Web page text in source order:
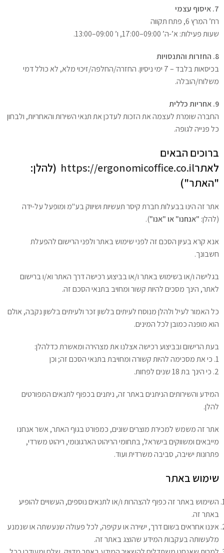
7. איסוף עצמי
רח’ המרץ 6, פתח תקווה
שעות פעילות: א’-ה’ 09:00–17:00, ו’ 09:00–13:00.
8. החזרות והתנסויות
בכיסאות בלבד – 7 ימי ניסיון. החזרה/החלפה/זיכוי מלא, לא כולל דמי
משלוח/הובלה.
9. אחריות כללית
החברה שומרת לעצמה את הזכות לעדכן את תנאי השירות והאחריות, ולבחון
כל פנייה לגופה.
ברוכים הבאים
לאתרhttps://ergonomicoffice.co.il (להלן:
"האתר")
אתר זה הינו בבעלות חברת קיסר תעשיות ושיווק בע"מ ומופעל על-ידה
(להלן: "אנחנו" או "אנו").
אנא קרא בעיון הסכם זה לפני שימוש באתר ולפני הרישום להפעלת
חשבונך.
בגלישה ו/או בשימוש באתר ו/או בביצוע רכישה דרך האתר וא/ו ברישום
לאתר, הינך מסכים להיות קשור ומחויב בתנאי הסכם זה.
כל האמור לעיל ולהלן מנוסח לעיתים בלשון זכר ולעיתים בלשון נקבה, אולם
הוא מופנה כמובן לכל המינים.
בעת הרישום ובביצוע רכישה אצלנו את מצהירה ומאשרת כדלהלן:
1. כי את מסכימה להיות קשורה ומחויבת בתנאי הסכם זה; וכן
2. כי הינך בת 18 שנים לפחות.
המידע והשירותים הניתנים באתר זה, ניתנים בכפוף לתנאים המפורטים
להלן.
אתר זה משמש למכירת מוצרים שונים, כמפורט בגוף האתר, אשר אנחנו
מייבאים ומשווקים בישראל, בתחומי הריהוט הארגונומי, ריהוט משרדי,
פתרונות ישיבה, סביבה משרדית ועוד.
שימוש באתר
השימוש באתר זה כפוף להצהרות ו/או לתנאים נוספים, העשויים להופיע
באתר זה.
איננו אחראים בשום דרך, ישירה או עקיפה, לכל פעולה שנעשתה או שנמנע
מלעשותה בעקבות המידע שהוצג באתר זה.